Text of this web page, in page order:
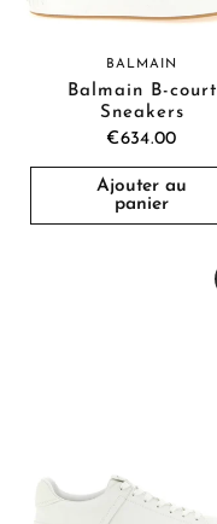
BALMAIN
Balmain B-court
Sneakers
€634.00
Ajouter au
panier